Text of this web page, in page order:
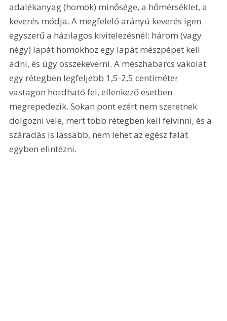
adalékanyag (homok) minősége, a hőmérséklet, a
keverés módja. A megfelelő arányú keverés igen
egyszerű a házilagos kivitelezésnél: három (vagy
négy) lapát homokhoz egy lapát mészpépet kell
adni, és úgy összekeverni. A mészhabarcs vakolat
egy rétegben legfeljebb 1,5-2,5 centiméter
vastagon hordható fel, ellenkező esetben
megrepedezik. Sokan pont ezért nem szeretnek
dolgozni vele, mert több rétegben kell felvinni, és a
száradás is lassabb, nem lehet az egész falat
egyben elintézni.